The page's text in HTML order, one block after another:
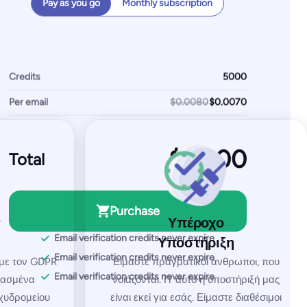
Pay as you go Monthly subscription
Credits
Per email $0.0080
Total
Purchase
Email verification credits never expire
Email verification credits never expire
Email verification credits never expire
Custom
IPs / domains monitored
Start for free
Everything from Pro plus:
Multi-organizational set-up
Custom Agreements
Dedicated Account Manager
τον GDPR
Υπέροχο
Υποστήριξη
Είμαστε πραγματικοί άνθρωποι, που
νοιάζονται. Γι’ αυτό η υποστήριξή μας
είναι εκεί για εσάς. Είμαστε διαθέσιμοι